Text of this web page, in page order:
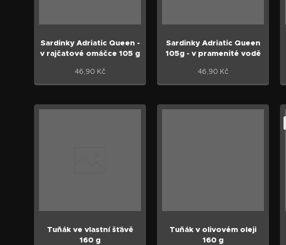
Sardinky Adriatic Queen -
v rajčatové omáčce 105 g
46,90 Kč
Sardinky Adriatic Queen
105g - v pramenité vodě
46,90 Kč
Tuňák ve vlastní šťávě
160 g
Tuňák v olivovém oleji
160 g